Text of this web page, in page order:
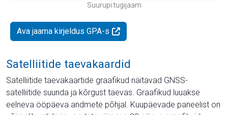
Suurupi tugijaam
Ava jaama kirjeldus GPA-s
Satelliitide taevakaardid
Satelliitide taevakaartide graafikud näitavad GNSS-
satelliitide suunda ja kõrgust taevas. Graafikud luuakse
eelneva ööpäeva andmete põhjal. Kuupäevade paneelist on